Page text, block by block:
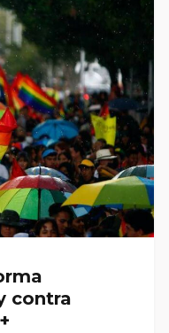
contra